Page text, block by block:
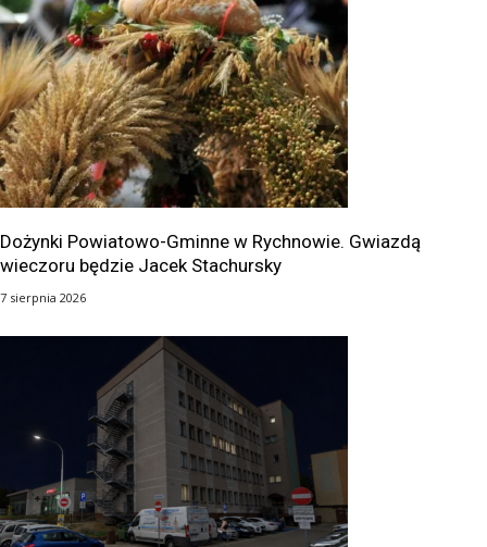
Dożynki Powiatowo-Gminne w Rychnowie. Gwiazdą
wieczoru będzie Jacek Stachursky
7 sierpnia 2026